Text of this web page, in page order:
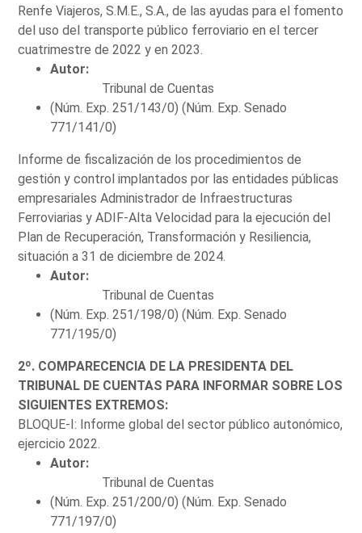
Renfe Viajeros, S.M.E., S.A., de las ayudas para el fomento
del uso del transporte público ferroviario en el tercer
cuatrimestre de 2022 y en 2023.
Autor:
Tribunal de Cuentas
(Núm. Exp. 251/143/0) (Núm. Exp. Senado
771/141/0)
Informe de fiscalización de los procedimientos de
gestión y control implantados por las entidades públicas
empresariales Administrador de Infraestructuras
Ferroviarias y ADIF-Alta Velocidad para la ejecución del
Plan de Recuperación, Transformación y Resiliencia,
situación a 31 de diciembre de 2024.
Autor:
Tribunal de Cuentas
(Núm. Exp. 251/198/0) (Núm. Exp. Senado
771/195/0)
2º. COMPARECENCIA DE LA PRESIDENTA DEL
TRIBUNAL DE CUENTAS PARA INFORMAR SOBRE LOS
SIGUIENTES EXTREMOS:
BLOQUE-I: Informe global del sector público autonómico,
ejercicio 2022.
Autor:
Tribunal de Cuentas
(Núm. Exp. 251/200/0) (Núm. Exp. Senado
771/197/0)